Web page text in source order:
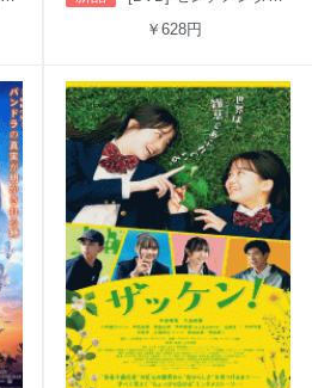
￥628円